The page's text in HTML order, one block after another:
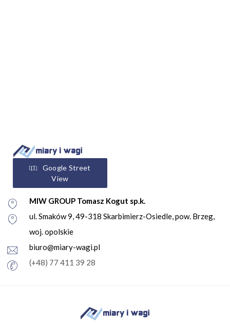
Google Street
View
MIW GROUP Tomasz Kogut sp.k.
ul. Smaków 9, 49-318 Skarbimierz-Osiedle, pow. Brzeg,
woj. opolskie
biuro@miary-wagi.pl
(+48) 77 411 39 28